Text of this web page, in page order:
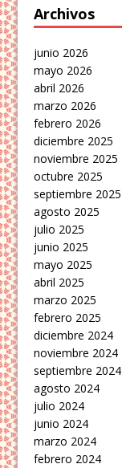
Archivos
junio 2026
mayo 2026
abril 2026
marzo 2026
febrero 2026
diciembre 2025
noviembre 2025
octubre 2025
septiembre 2025
agosto 2025
julio 2025
junio 2025
mayo 2025
abril 2025
marzo 2025
febrero 2025
diciembre 2024
noviembre 2024
septiembre 2024
agosto 2024
julio 2024
junio 2024
marzo 2024
febrero 2024